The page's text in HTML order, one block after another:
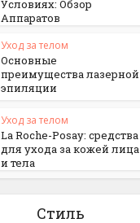
Условиях: Обзор
Аппаратов
Уход за телом
Основные
преимущества лазерной
эпиляции
Уход за телом
La Roche-Posay: средства
для ухода за кожей лица
и тела
Стиль